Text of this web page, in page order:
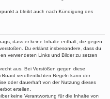
a bleibt auch nach Kündigung des
dass er keine Inhalte enthält, die gegen
Du erklärst insbesondere, dass du
verwendeten Links und Bilder zu setzen
aus. Bei Verstößen gegen diese
veröffentlichten Regeln kann der
oder dauerhaft von der Nutzung dieses
erteilen.
keine Verantwortung für die Inhalte von